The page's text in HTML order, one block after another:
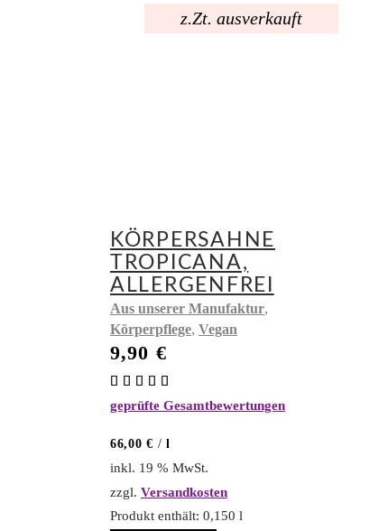
z.Zt. ausverkauft
KÖRPERSAHNE
TROPICANA,
ALLERGENFREI
Aus unserer Manufaktur,
Körperpflege, Vegan
9,90 €
5.00
geprüfte Gesamtbewertungen
66,00€ /l
inkl. 19 % MwSt.
zzgl. Versandkosten
Produkt enthält: 0,150 l